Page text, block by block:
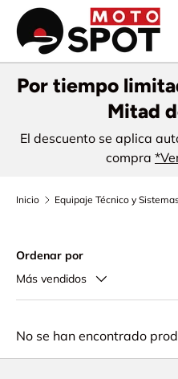
Ir al contenido
Buscar
Por tiempo
Mitad
El descuento se aplica
compra
Inicio Equipaje Técnico y
Ordenar por
Más vendidos
No se han encontrado